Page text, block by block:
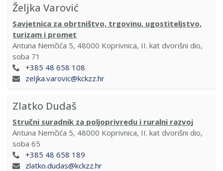
Željka Varović
Savjetnica za obrtništvo, trgovinu, ugostiteljstvo,
turizam i promet
Antuna Nemčića 5, 48000 Koprivnica, II. kat dvorišni dio,
soba 71
+385 48 658 108
zeljka.varovic@kckzz.hr
Zlatko Dudaš
Stručni suradnik za poljoprivredu i ruralni razvoj
Antuna Nemčića 5, 48000 Koprivnica, II. kat dvorišni dio,
soba 65
+385 48 658 189
zlatko.dudas@kckzz.hr